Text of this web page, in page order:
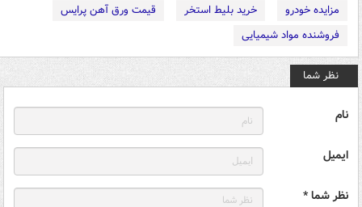
مزایده خودرو
خرید بلیط استخر
قیمت ورق آهن پرایس
فروشنده مواد شیمیایی
نظر شما
نام
ایمیل
نظر شما *